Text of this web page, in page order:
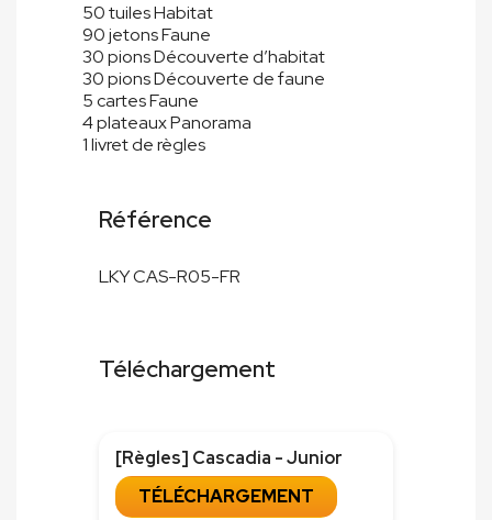
50 tuiles Habitat
90 jetons Faune
30 pions Découverte d’habitat
30 pions Découverte de faune
5 cartes Faune
4 plateaux Panorama
1 livret de règles
Référence
LKY CAS-R05-FR
Téléchargement
[Règles] Cascadia - Junior
TÉLÉCHARGEMENT